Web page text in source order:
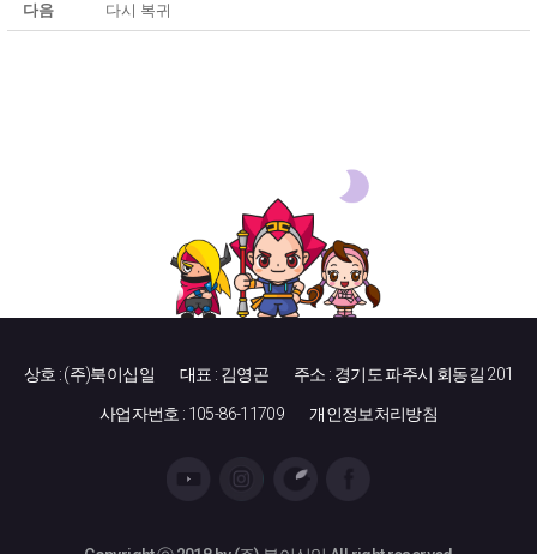
다음 다시 복귀
상호 : (주)북이십일 대표 : 김영곤 주소 : 경기도 파주시 회동길 201
사업자번호 : 105-86-11709 개인정보처리방침